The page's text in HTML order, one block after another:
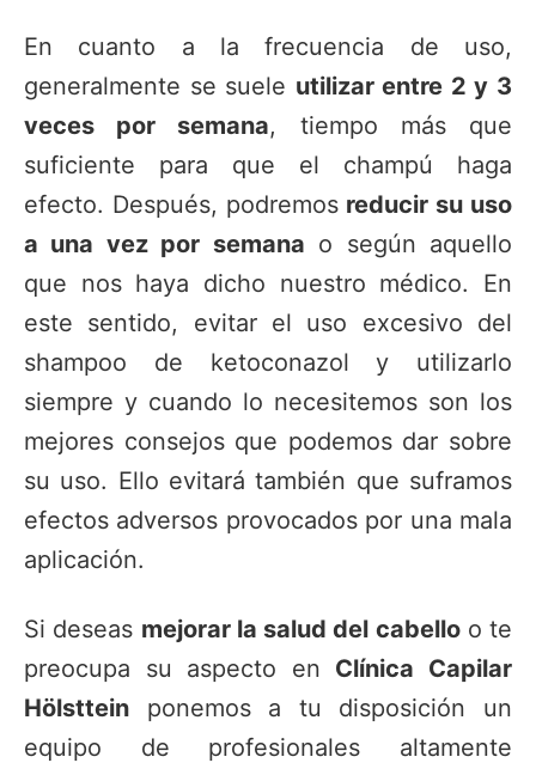
En cuanto a la frecuencia de uso,
generalmente se suele utilizar entre 2 y 3
veces por semana, tiempo más que
suficiente para que el champú haga
efecto. Después, podremos reducir su uso
a una vez por semana o según aquello
que nos haya dicho nuestro médico. En
este sentido, evitar el uso excesivo del
shampoo de ketoconazol y utilizarlo
siempre y cuando lo necesitemos son los
mejores consejos que podemos dar sobre
su uso. Ello evitará también que suframos
efectos adversos provocados por una mala
aplicación.
Si deseas mejorar la salud del cabelloo te
preocupa su aspecto en Clínica Capilar
Hölsttein ponemos a tu disposición un
equipo de profesionales altamente